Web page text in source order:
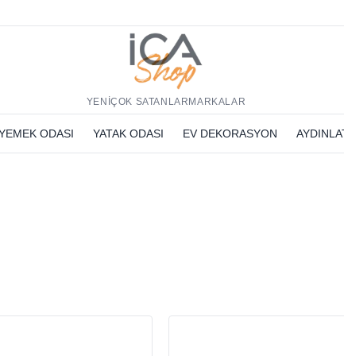
YENİÇOK SATANLAR MARKALAR
ODASI YATAK ODASI EV DEKORASYON